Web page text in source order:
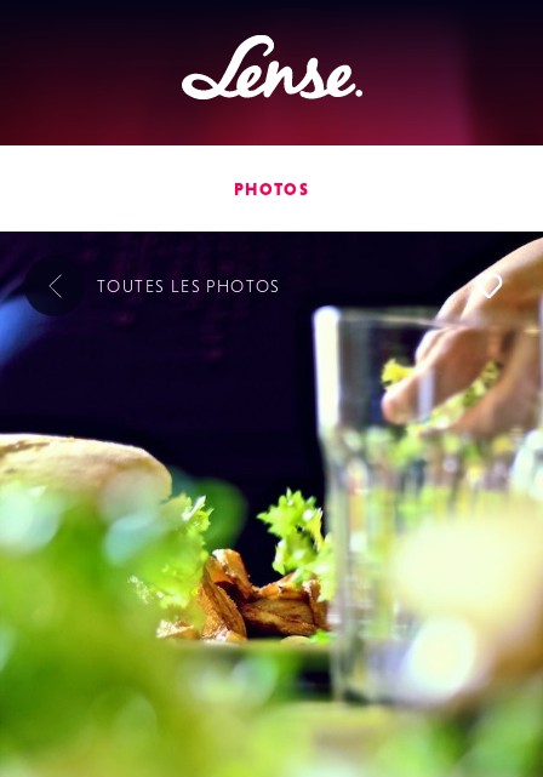
Lense
PHOTOS
TOUTES LES PHOTOS